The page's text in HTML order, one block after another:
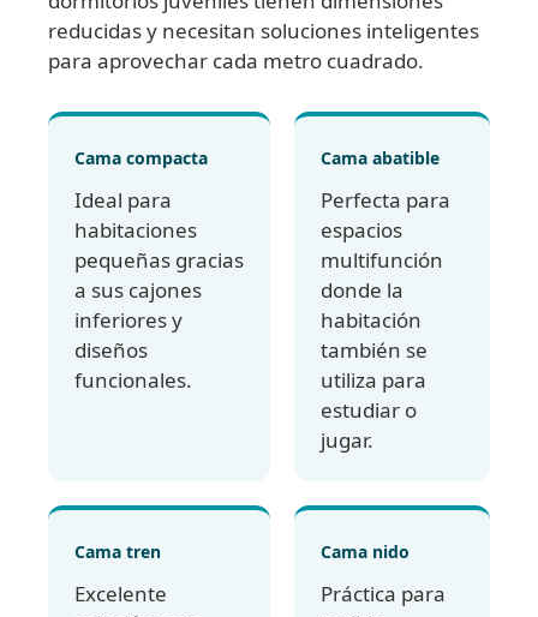
reducidas y necesitan soluciones inteligentes
para aprovechar cada metro cuadrado.
Cama compacta
Ideal para
habitaciones
pequeñas gracias
a sus cajones
inferiores y
diseños
funcionales.
Cama abatible
Perfecta para
espacios
multifunción
donde la
habitación
también se
utiliza para
estudiar o
jugar.
Cama tren
Excelente
Cama nido
Práctica para